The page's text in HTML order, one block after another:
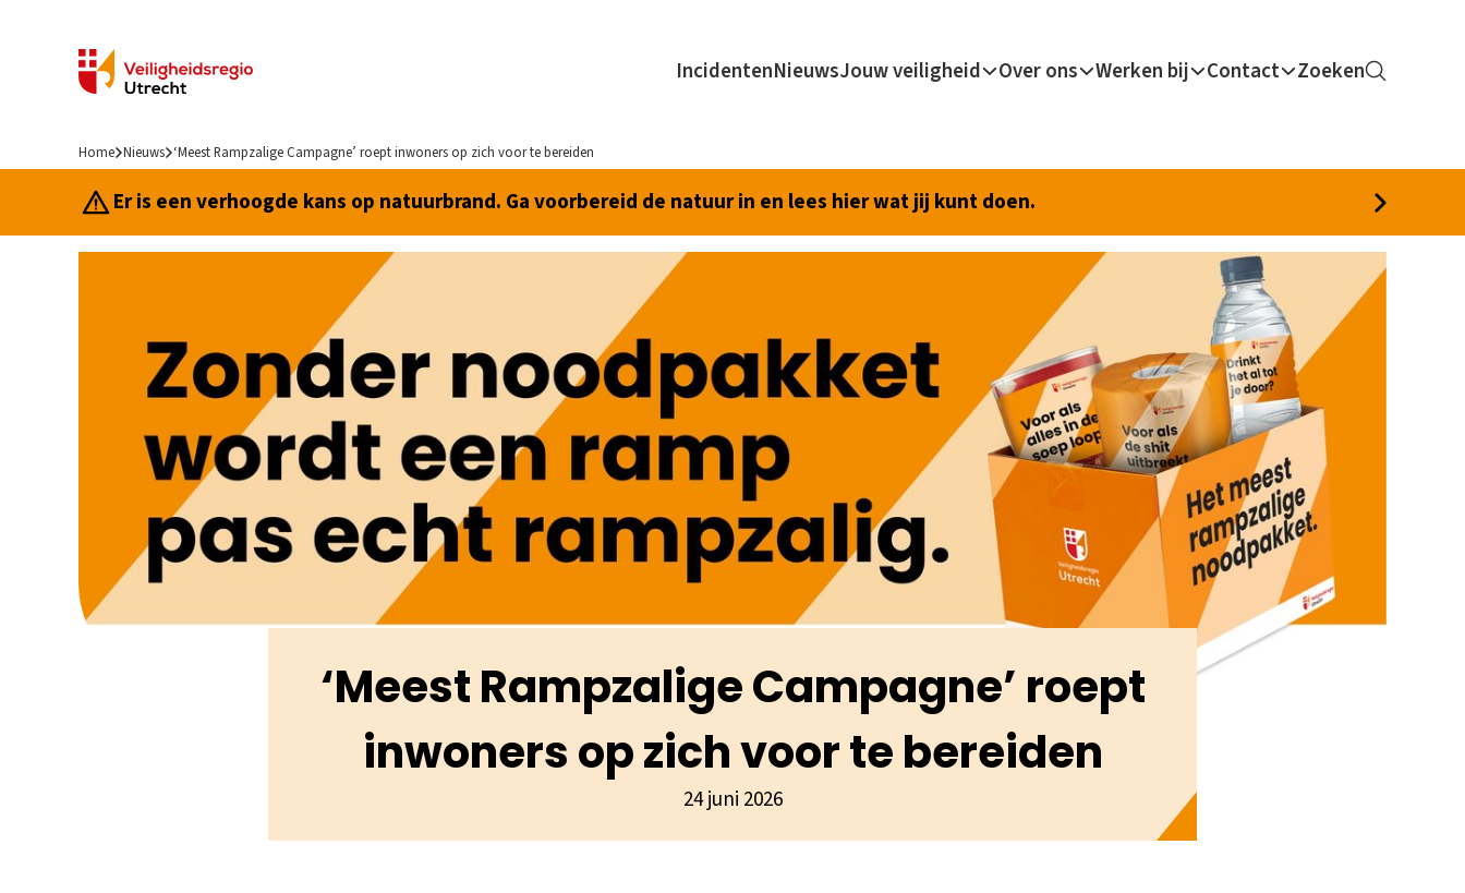
IncidentenNieuwsJouw veiligheid Over ons Werken bij Contact Zoeken
Home Nieuws ‘Meest Rampzalige Campagne’ roept inwoners op zich voor te bereiden
Er is een verhoogde kans op natuurbrand. Ga voorbereid de natuur in en lees hier wat jij kunt doen.
‘Meest Rampzalige Campagne’ roept
inwoners op zich voor te bereiden
24 juni 2026